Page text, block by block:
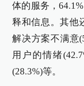
体的服务，
释和信息。其他
解决方案不满意
用户的情绪
(28.3%)等。